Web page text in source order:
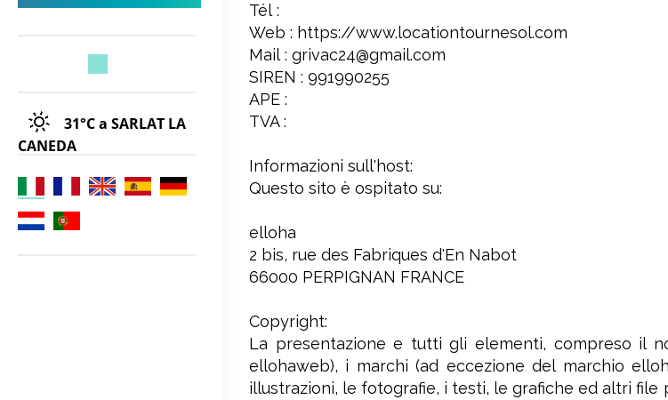
31°Ca SARLAT LA
CANEDA
Tél :
Web : https://www.locationtournesol.com
Mail : grivac24@gmail.com
SIREN : 991990255
APE :
TVA :
Informazioni sull'host:
Questo sito è ospitato su:
elloha
2 bis, rue des Fabriques d'En Nabot
66000 PERPIGNAN FRANCE
Copyright:
La presentazione e tutti gli elementi, compreso il
ellohaweb), i marchi (ad eccezione del marchio
illustrazioni, le fotografie, i testi, le grafiche ed altri